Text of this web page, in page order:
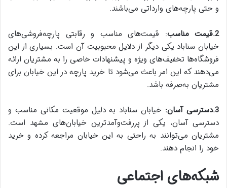
و حتی پارچه‌های وارداتی می‌باشند.
2.قیمت مناسب
: قیمت‌های مناسب و رقابتی پارچه‌فروشی‌های
خیابان سناباد یکی دیگر از دلایل محبوبیت آن است. بسیاری از این
فروشگاه‌ها تخفیف‌های ویژه و پیشنهادات خاصی را به مشتریان ارائه
می‌دهند که این امر باعث می‌شود تا خرید پارچه در این خیابان برای
مشتریان به‌صرفه باشد.
3.دسترسی آسان:
خیابان سناباد به دلیل موقعیت مکانی مناسب و
دسترسی آسان، یکی از پررفت‌وآمدترین خیابان‌های مشهد است.
مشتریان می‌توانند به راحتی به این خیابان مراجعه کرده و خرید
خود را انجام دهند.
شبکه‌های اجتماعی